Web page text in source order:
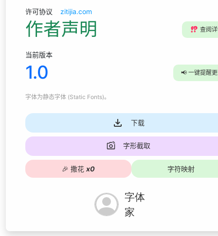
许可协议 zitijia.com
作者声明 ⁉️ 查阅
当前版本
1.0 📢 一键提醒
字体为静态字体 (Static Fonts)。
下载
字形截取
🎉 撒花 x0 字符映射
字体
家